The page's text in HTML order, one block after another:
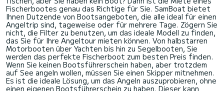
Fischerbootes genau das Richtige für Sie. SamBoat bietet
Ihnen Dutzende von Bootsangeboten, die alle ideal für einen
Angeltrip sind, tageweise oder für mehrere Tage. Zögern Sie
nicht, die Filter zu benutzen, um das ideale Modell zu finden,
das Sie für Ihre Angeltour mieten können. Von halbstarren
Motorbooten über Yachten bis hin zu Segelbooten, Sie
werden das perfekte Fischerboot zum besten Preis finden.
Wenn Sie keinen Bootsführerschein haben, aber trotzdem
auf See angeln wollen, müssen Sie einen Skipper mitnehmen.
Es ist die ideale Lösung, um das Angeln auszuprobieren, ohne
einen eigenen Bootsführerschein zu haben. Dieser kann